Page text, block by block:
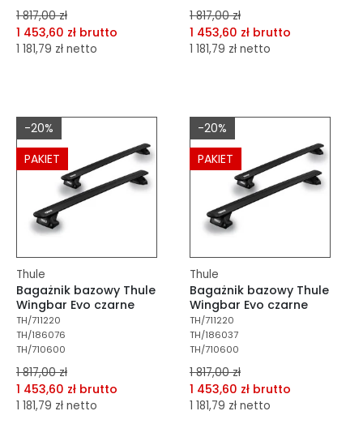
1 817,00 zł
1 453,60 zł brutto
1 181,79 zł netto
Do koszyka
1 817,00 zł
1 453,60 zł brutto
1 181,79 zł netto
Do koszyka
-20%
PAKIET
Thule
Bagażnik bazowy Thule
Wingbar Evo czarne
TH/711220
TH/186076
TH/710600
1 817,00 zł
1 453,60 zł brutto
1 181,79 zł netto
-20%
PAKIET
Thule
Bagażnik bazowy Thule
Wingbar Evo czarne
TH/711220
TH/186037
TH/710600
1 817,00 zł
1 453,60 zł brutto
1 181,79 zł netto